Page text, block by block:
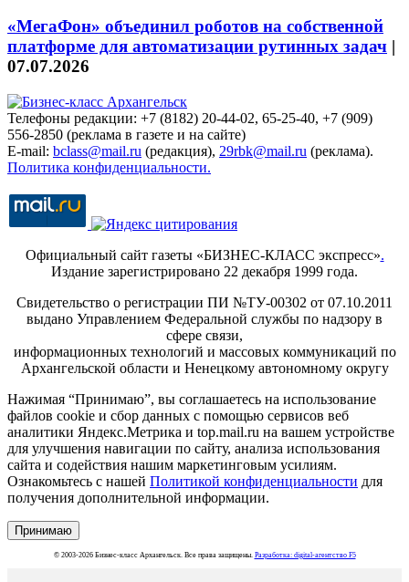
«МегаФон» объединил роботов на собственной
платформе для автоматизации рутинных задач |
07.07.2026
Телефоны редакции: +7 (8182) 20-44-02, 65-25-40, +7 (909)
556-2850 (реклама в газете и на сайте)
E-mail: bclass@mail.ru (редакция), 29rbk@mail.ru (реклама).
Политика конфиденциальности.
Официальный сайт газеты «БИЗНЕС-КЛАСС экспресс».
Издание зарегистрировано 22 декабря 1999 года.
Свидетельство о регистрации ПИ №ТУ-00302 от 07.10.2011
выдано Управлением Федеральной службы по надзору в
сфере связи,
информационных технологий и массовых коммуникаций по
Архангельской области и Ненецкому автономному округу
Нажимая “Принимаю”, вы соглашаетесь на использование
файлов cookie и сбор данных с помощью сервисов веб
аналитики Яндекс.Метрика и top.mail.ru на вашем устройстве
для улучшения навигации по сайту, анализа использования
сайта и содействия нашим маркетинговым усилиям.
Ознакомьтесь с нашей Политикой конфиденциальности для
получения дополнительной информации.
Принимаю
© 2003-2026 Бизнес-класс Архангельск. Все права защищены. Разработка: digital-агентство F5